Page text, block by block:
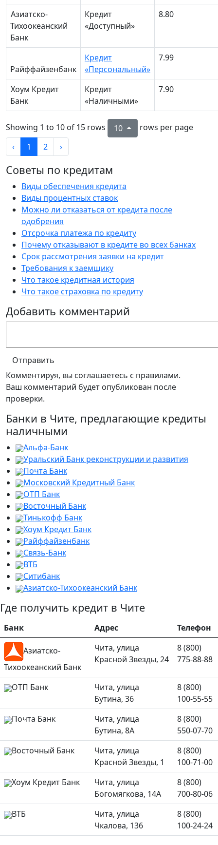
Азиатско-
Тихоокеанский
Банк
Кредит
«Доступный»
8.80
Райффайзенбанк
Кредит
«Персональный»
7.99
Хоум Кредит
Банк
Кредит
«Наличными»
7.90
Showing 1 to 10 of 15 rows 10
rows per page
‹
1 2 ›
Советы по кредитам
Виды обеспечения кредита
Виды процентных ставок
Можно ли отказаться от кредита после
одобрения
Отсрочка платежа по кредиту
Почему отказывают в кредите во всех банках
Срок рассмотрения заявки на кредит
Требования к заемщику
Что такое кредитная история
Что такое страховка по кредиту
Добавить комментарий
Отправить
Комментируя, вы соглашаетесь c правилами.
Ваш комментарий будет опубликован после
проверки.
Банки в Чите, предлагающие кредиты
наличными
Альфа-Банк
Уральский Банк реконструкции и развития
Почта Банк
Московский Кредитный Банк
ОТП Банк
Восточный Банк
Тинькофф Банк
Хоум Кредит Банк
Райффайзенбанк
Связь-Банк
ВТБ
Ситибанк
Азиатско-Тихоокеанский Банк
Где получить кредит в Чите
Банк Адрес Телефон
Азиатско-
Тихоокеанский Банк
Чита, улица
Красной Звезды, 24
8 (800)
775-88-88
ОТП Банк
Чита, улица
Бутина, 36
8 (800)
100-55-55
Почта Банк
Чита, улица
Бутина, 8А
8 (800)
550-07-70
Восточный Банк
Чита, улица
Красной Звезды, 1
8 (800)
100-71-00
Хоум Кредит Банк
Чита, улица
Богомягкова, 14А
8 (800)
700-80-06
ВТБ
Чита, улица
Чкалова, 136
8 (800)
100-24-24